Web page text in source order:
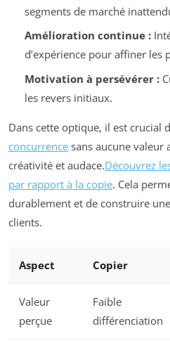
segments de marché
Amélioration continue :
d’expérience pour affiner les
Motivation à persévérer :
les revers initiaux.
Dans cette optique, il est crucial
concurrence sans aucune valeur
créativité et audace.Découvrez
par rapport à la copie. Cela
durablement et de construire
clients.
Aspect Copier
Valeur
perçue
Faible
différenciation